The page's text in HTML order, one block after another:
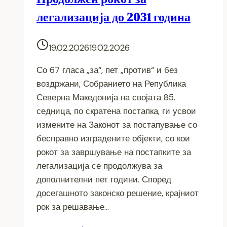
легализација до 2031 година
19.02.202619.02.2026
Со 67 гласа „за“, пет „против“ и без
воздржани, Собранието на Република
Северна Македонија на својата 85.
седница, по скратена постапка, ги усвои
измените на Законот за постапување со
бесправно изградените објекти, со кои
рокот за завршување на постапките за
легализација се продолжува за
дополнителни пет години. Според
досегашното законско решение, крајниот
рок за решавање…